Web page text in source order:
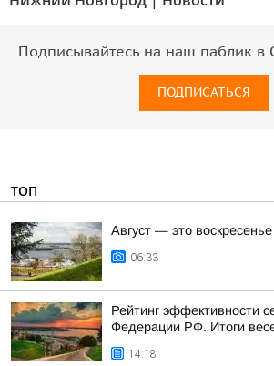
Подписывайтесь на наш паблик в
ПОДПИСАТЬСЯ
ТОП
Август — это
06:33
Рейтинг эффективности
Федерации РФ. Итоги
14:18